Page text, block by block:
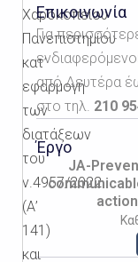
Χαροκοπείου
Πανεπιστημίου
κατ’
εφαρμογή
των
διατάξεων
του
ν.4957/2022
(Α’
141)
και
Επικοινωνία
Για
από Δευτέρα
στο τηλ. 210
Έργο
JA-